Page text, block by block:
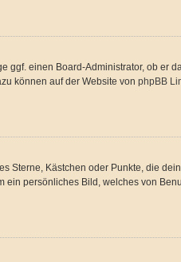
ggf. einen Board-Administrator, ob er
können auf der Website von phpBB
Sterne, Kästchen oder Punkte, die
ein persönliches Bild, welches von